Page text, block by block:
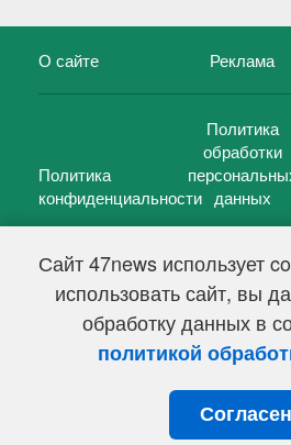
Сайт 47news использует
использовать сайт, вы
обработку данных в
политикой
Согласен
О сайте Реклама
Политика
конфиденциальности
Политика
обработки
данных
47 новостей (47 news)2005 — 2026 г.
Свидетельство о регистрации СМИ
Федеральной службой по надзору в
информационных технологий и